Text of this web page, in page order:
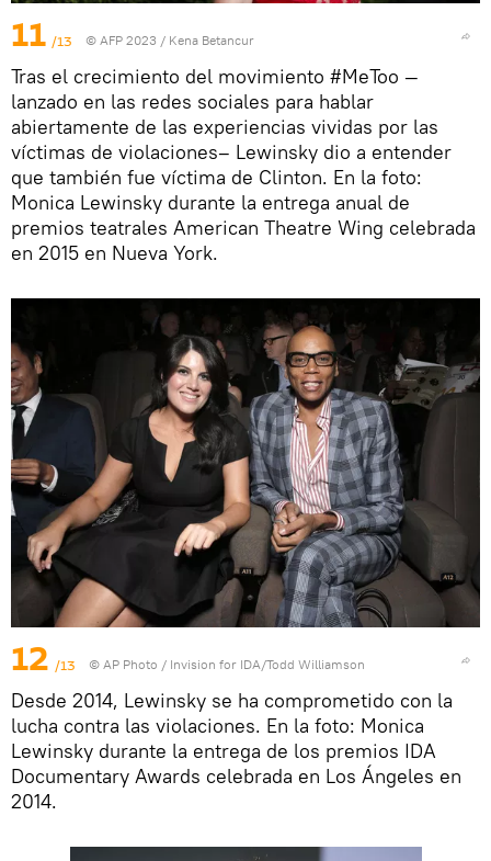
11 /13 © AFP 2023 / Kena Betancur
Tras el crecimiento del movimiento #MeToo —
lanzado en las redes sociales para hablar
abiertamente de las experiencias vividas por las
víctimas de violaciones– Lewinsky dio a entender
que también fue víctima de Clinton. En la foto:
Monica Lewinsky durante la entrega anual de
premios teatrales American Theatre Wing celebrada
en 2015 en Nueva York.
12 /13 © AP Photo / Invision for IDA/Todd Williamson
Desde 2014, Lewinsky se ha comprometido con la
lucha contra las violaciones. En la foto: Monica
Lewinsky durante la entrega de los premios IDA
Documentary Awards celebrada en Los Ángeles en
2014.